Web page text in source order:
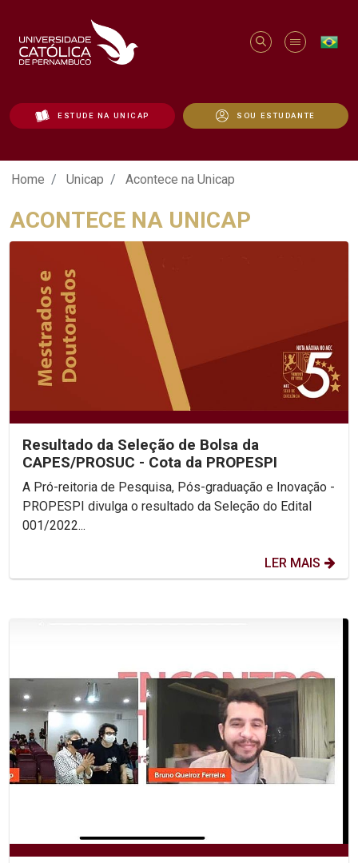
ESTUDE NA UNICAP SOU ESTUDANTE
Acontece na Unicap - Unicap
Home Unicap Acontece na Unicap
ACONTECE NA UNICAP
Resultado da Seleção de Bolsa da
CAPES/PROSUC - Cota da PROPESPI
A Pró-reitoria de Pesquisa, Pós-graduação e Inovação -
PROPESPI divulga o resultado da Seleção do Edital
001/2022...
LER MAIS